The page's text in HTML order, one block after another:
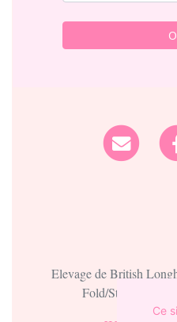
Elevage de British
Fold/Straight
Ce